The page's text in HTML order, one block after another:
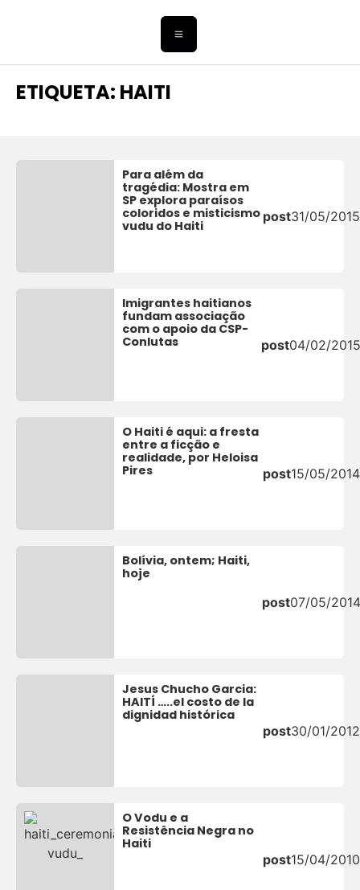
ETIQUETA: HAITI
Para além da
tragédia: Mostra em
SP explora paraísos
coloridos e misticismo
vudu do Haiti
post31/05/2015
Imigrantes haitianos
fundam associação
com o apoio da CSP-
Conlutas
post04/02/
O Haiti é aqui: a fresta
entre a ficção e
realidade, por Heloisa
Pires
post15/05/2014
Bolívia, ontem; Haiti,
hoje
post07/05/2014
Jesus Chucho Garcia:
HAITÍ …..el costo de la
dignidad histórica
post30/01/2012
O Vodu e a
Resistência Negra no
Haiti
post15/04/2010